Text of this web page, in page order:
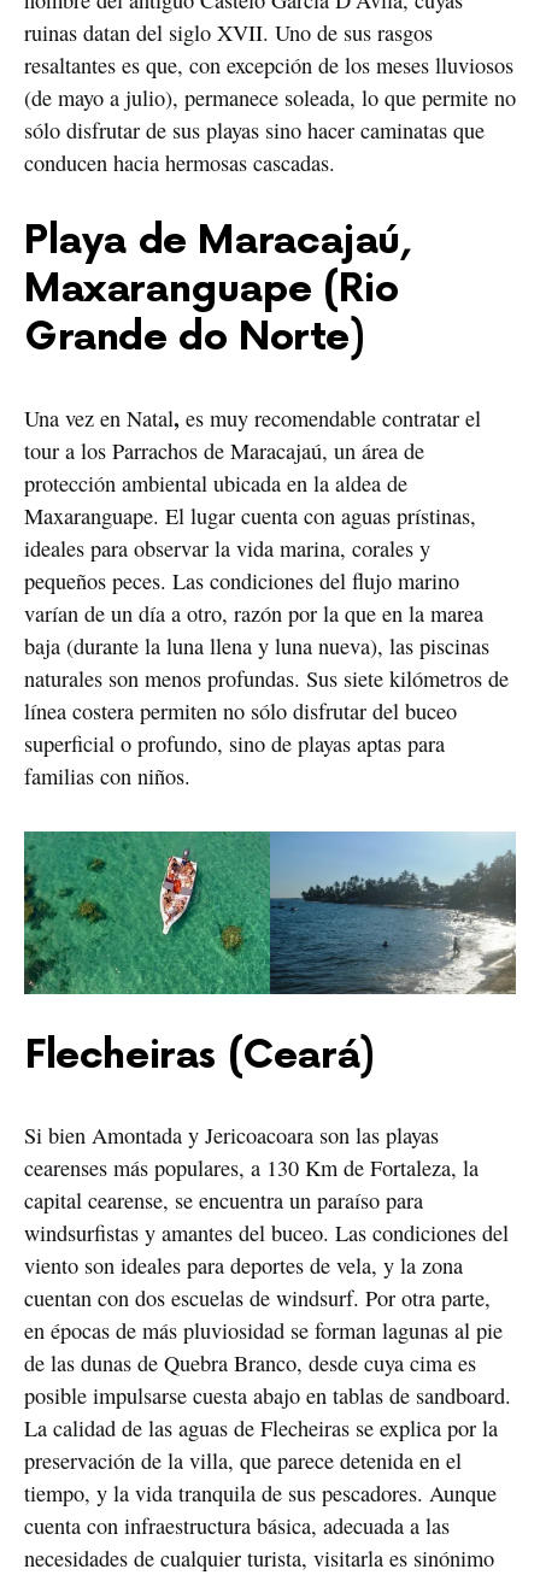
ruinas datan del siglo XVII. Uno de sus rasgos
resaltantes es que, con excepción de los meses lluviosos
(de mayo a julio), permanece soleada, lo que permite no
sólo disfrutar de sus playas sino hacer caminatas que
conducen hacia hermosas cascadas.
Playa de Maracajaú,
Maxaranguape (Rio
Grande do Norte)
Una vez en Natal, es muy recomendable contratar el
tour a los Parrachos de Maracajaú, un área de
protección ambiental ubicada en la aldea de
Maxaranguape. El lugar cuenta con aguas prístinas,
ideales para observar la vida marina, corales y
pequeños peces. Las condiciones del flujo marino
varían de un día a otro, razón por la que en la marea
baja (durante la luna llena y luna nueva), las piscinas
naturales son menos profundas. Sus siete kilómetros de
línea costera permiten no sólo disfrutar del buceo
superficial o profundo, sino de playas aptas para
familias con niños.
Flecheiras (Ceará)
Si bien Amontada y Jericoacoara son las playas
cearenses más populares, a 130 Km de Fortaleza, la
capital cearense, se encuentra un paraíso para
windsurfistas y amantes del buceo. Las condiciones del
viento son ideales para deportes de vela, y la zona
cuentan con dos escuelas de windsurf. Por otra parte,
en épocas de más pluviosidad se forman lagunas al pie
de las dunas de Quebra Branco, desde cuya cima es
posible impulsarse cuesta abajo en tablas de sandboard.
La calidad de las aguas de Flecheiras se explica por la
preservación de la villa, que parece detenida en el
tiempo, y la vida tranquila de sus pescadores. Aunque
cuenta con infraestructura básica, adecuada a las
necesidades de cualquier turista, visitarla es sinónimo